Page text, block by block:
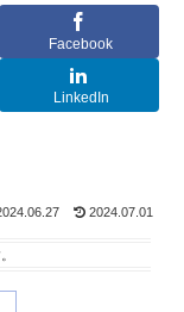
Facebook
LinkedIn
2024.07.01